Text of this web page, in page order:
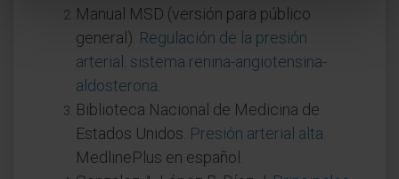
Manual MSD (versión para público
general). Regulación de la presión
arterial: sistema renina-angiotensina-
aldosterona
Biblioteca Nacional de Medicina de
Estados Unidos. Presión arterial alta
MedlinePlus en español.